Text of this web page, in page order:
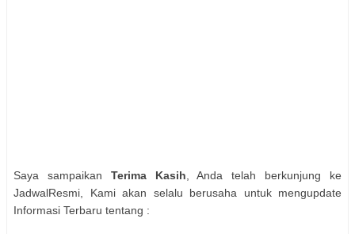
Saya sampaikan Terima Kasih, Anda telah berkunjung ke
JadwalResmi, Kami akan selalu berusaha untuk mengupdate
Informasi Terbaru tentang :